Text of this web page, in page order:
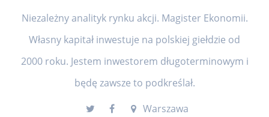
Niezależny analityk rynku akcji. Magister Ekonomii.
Własny kapitał inwestuje na polskiej giełdzie od
2000 roku. Jestem inwestorem długoterminowym i
będę zawsze to podkreślał.
Warszawa